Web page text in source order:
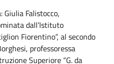
Giulia Falistocco,
dall’Istituto
Fiorentino”, al secondo
professoressa
Superiore “G. da